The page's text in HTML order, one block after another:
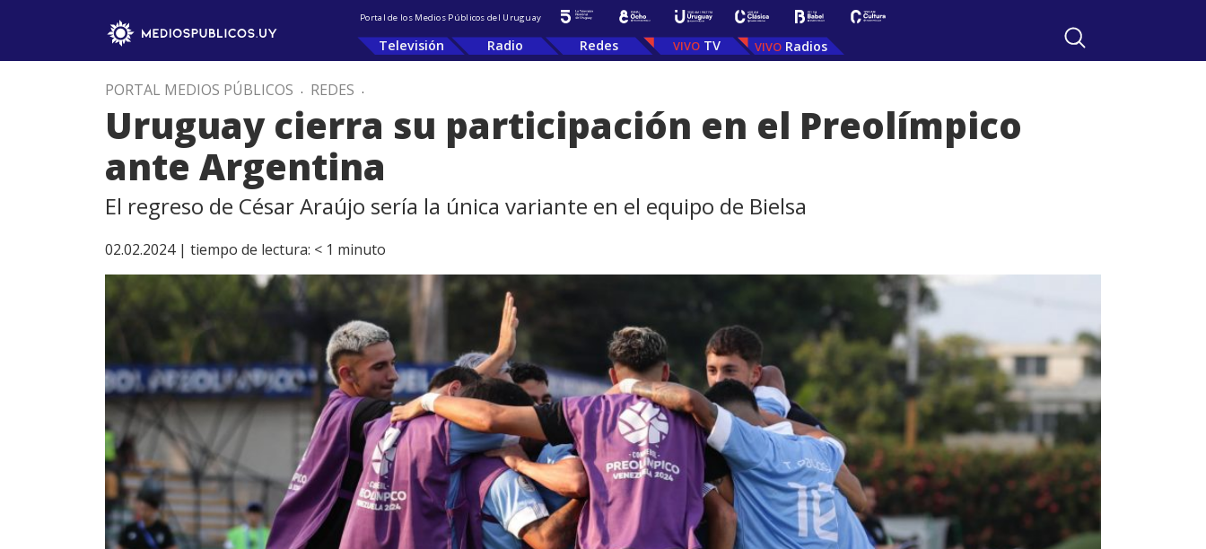
Portal de los Medios Públicos del Uruguay
Televisión Radio Redes TV Radios
PORTAL MEDIOS PÚBLICOS . REDES .
Uruguay cierra su participación en el Preolímpico
ante Argentina
El regreso de César Araújo sería la única variante en el equipo de Bielsa
02.02.2024 | tiempo de lectura: < 1 minuto